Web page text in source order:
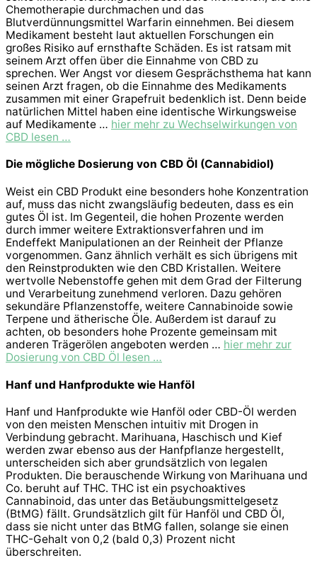
Chemotherapie durchmachen und das
Blutverdünnungsmittel Warfarin einnehmen. Bei diesem
Medikament besteht laut aktuellen Forschungen ein
großes Risiko auf ernsthafte Schäden. Es ist ratsam mit
seinem Arzt offen über die Einnahme von CBD zu
sprechen. Wer Angst vor diesem Gesprächsthema hat kann
seinen Arzt fragen, ob die Einnahme des Medikaments
zusammen mit einer Grapefruit bedenklich ist. Denn beide
natürlichen Mittel haben eine identische Wirkungsweise
auf Medikamente … hier mehr zu Wechselwirkungen von
CBD lesen …
Die mögliche Dosierung von CBD Öl (Cannabidiol)
Weist ein CBD Produkt eine besonders hohe Konzentration
auf, muss das nicht zwangsläufig bedeuten, dass es ein
gutes Öl ist. Im Gegenteil, die hohen Prozente werden
durch immer weitere Extraktionsverfahren und im
Endeffekt Manipulationen an der Reinheit der Pflanze
vorgenommen. Ganz ähnlich verhält es sich übrigens mit
den Reinstprodukten wie den CBD Kristallen. Weitere
wertvolle Nebenstoffe gehen mit dem Grad der Filterung
und Verarbeitung zunehmend verloren. Dazu gehören
sekundäre Pflanzenstoffe, weitere Cannabinoide sowie
Terpene und ätherische Öle. Außerdem ist darauf zu
achten, ob besonders hohe Prozente gemeinsam mit
anderen Trägerölen angeboten werden … hier mehr zur
Dosierung von CBD Öl lesen …
Hanf und Hanfprodukte wie Hanföl
Hanf und Hanfprodukte wie Hanföl oder CBD-Öl werden
von den meisten Menschen intuitiv mit Drogen in
Verbindung gebracht. Marihuana, Haschisch und Kief
werden zwar ebenso aus der Hanfpflanze hergestellt,
unterscheiden sich aber grundsätzlich von legalen
Produkten. Die berauschende Wirkung von Marihuana und
Co. beruht auf THC. THC ist ein psychoaktives
Cannabinoid, das unter das Betäubungsmittelgesetz
(BtMG) fällt. Grundsätzlich gilt für Hanföl und CBD Öl,
dass sie nicht unter das BtMG fallen, solange sie einen
THC-Gehalt von 0,2 (bald 0,3) Prozent nicht
überschreiten.